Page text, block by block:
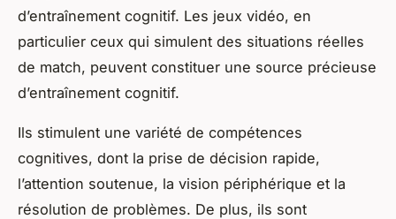
d’entraînement cognitif. Les jeux vidéo, en
particulier ceux qui simulent des situations réelles
de match, peuvent constituer une source précieuse
d’entraînement cognitif.
Ils stimulent une variété de compétences
cognitives, dont la prise de décision rapide,
l’attention soutenue, la vision périphérique et la
résolution de problèmes. De plus, ils sont